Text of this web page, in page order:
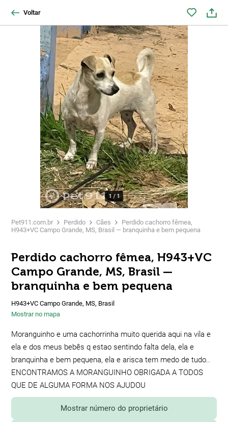
Voltar
1 /1
Pet911.com.br Perdido Cães
Perdido cachorro fêmea,
H943+VC Campo Grande, MS, Brasil — branquinha e bem pequena
Perdido cachorro fêmea, H943+VC
Campo Grande, MS, Brasil —
branquinha e bem pequena
H943+VC Campo Grande, MS, Brasil
Mostrar no mapa
Moranguinho e uma cachorrinha muito querida aqui na vila e
ela e dos meus bebês q estao sentindo falta dela, ela e
branquinha e bem pequena, ela e arisca tem medo de tudo..
ENCONTRAMOS A MORANGUINHO OBRIGADA A TODOS
QUE DE ALGUMA FORMA NOS AJUDOU ️
Mostrar número do proprietário